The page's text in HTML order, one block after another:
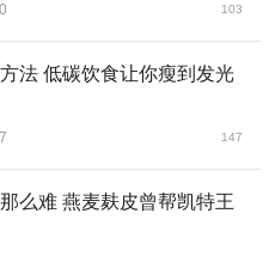
103
法 低碳饮食让你瘦到发光
147
么难 燕麦麸皮曾帮凯特王